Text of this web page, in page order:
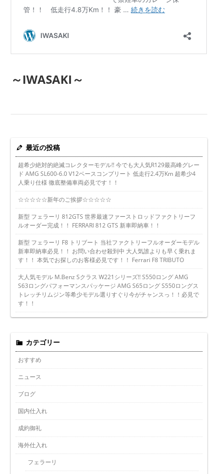
～IWASAKI～
最近の投稿
超希少絶対的絶滅コレクターモデル!! 今でも大人気R129最高峰グレー
ド AMG SL600-6.0 V12ベースコンプリート 低走行2.4万Km 超希少4
人乗り仕様 徹底整備車両必見です！！
☆☆☆☆☆新年のご挨拶☆☆☆☆☆
新型 フェラーリ 812GTS 世界最速ファーストロッドファクトリーフ
ルオーダー完成！！ FERRARI 812 GTS 新車即納車！！
新型 フェラーリ F8 トリブート 当社ファクトリーフルオーダーモデル
新車即納車必見！！ お問い合わせ殺到中 大人気誰よりも早く乗れま
す！！ 本気でお探しのお客様必見です！！ Ferrari F8 TRIBUTO
大人気モデル M.Benz Sクラス W221シリーズ!! S550ロング AMG
S63ロングパフォーマンスパッケージ AMG S65ロング S550ロングス
トレッチリムジン等希少モデル選りすぐり今がチャンスっ！！必見で
す！！
カテゴリー
おすすめ
ニュース
ブログ
国内仕入れ
成約御礼
海外仕入れ
フェラーリ